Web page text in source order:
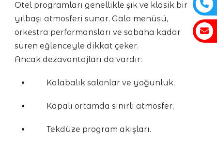
Otel programları genellikle şık ve klasik bir
yılbaşı atmosferi sunar. Gala menüsü,
orkestra performansları ve sabaha kadar
süren eğlenceyle dikkat çeker.
Ancak dezavantajları da vardır:
Kalabalık salonlar ve yoğunluk,
Kapalı ortamda sınırlı atmosfer,
Tekdüze program akışları.